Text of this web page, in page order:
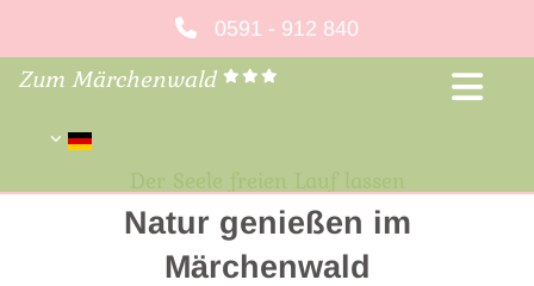
Zum Inhalt springen 0591 - 912 840
Zum Märchenwald   
Der Seele freien Lauf lassen
Natur genießen im
Märchenwald